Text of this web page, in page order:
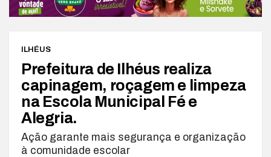
ILHÉUS
Prefeitura de Ilhéus realiza
capinagem, roçagem e limpeza
na Escola Municipal Fé e
Alegria.
Ação garante mais segurança e organização
à comunidade escolar